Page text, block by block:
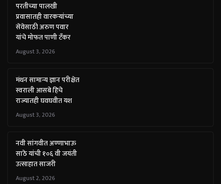
परतीच्या पालखी
प्रवासातही वारकऱ्यांच्या
सेवेसाठी अरुण पवार
यांचे मोफत पाणी टँकर
August 3, 2026
मंथन सामान्य ज्ञान परीक्षेत
स्वराली आसबे हिचे
राज्यातही घवघवीत यश
August 3, 2026
नवी सांगवीत अण्णाभाऊ
साठे यांची १०६ वी जयंती
उत्साहात साजरी
August 2, 2026